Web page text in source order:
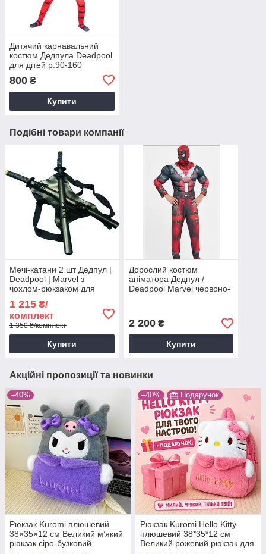
Дитячий карнавальний
костюм Дедпула Deadpool
для дітей р.90-160
800 ₴
Купити
Подібні товари компанії
Мечі-катани 2 шт Дедпул |
Deadpool | Marvel з
чохлом-рюкзаком для
кріплення
1 215 ₴/
комплект
1 350 ₴/комплект
Купити
Дорослий костюм
аніматора Дедпул /
Deadpool Marvel червоно-
маскою
2 200₴
Купити
Акційні пропозиції та новинки
–40%
Рюкзак Kuromi плюшевий
38×35×12 см Великий м’який
рюкзак сіро-бузковий
–40% Подарунок
Рюкзак Kuromi Hello Kitty
плюшевий 38*35*12 см
Великий рожевий рюкзак для